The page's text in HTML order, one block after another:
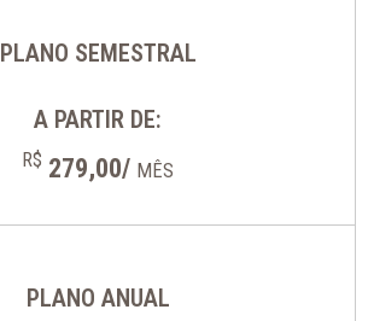
PLANO SEMESTRAL
A PARTIR DE:
R$ 279,00/ MÊS
PLANO ANUAL